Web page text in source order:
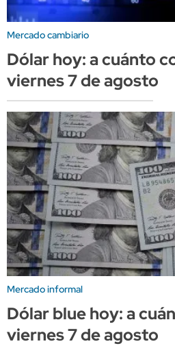
Mercado cambiario
Dólar hoy: a cuánto
viernes 7 de agosto
Mercado informal
Dólar blue hoy: a
viernes 7 de agosto